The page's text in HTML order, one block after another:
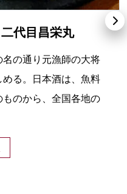
代目昌栄丸
の通り元漁師の大将
る。日本酒は、魚料
のから、全国各地の